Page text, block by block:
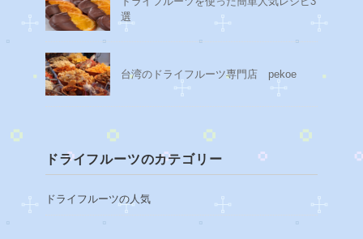
選
台湾のドライフルーツ専門店 pekoe
ドライフルーツのカテゴリー
ドライフルーツの人気